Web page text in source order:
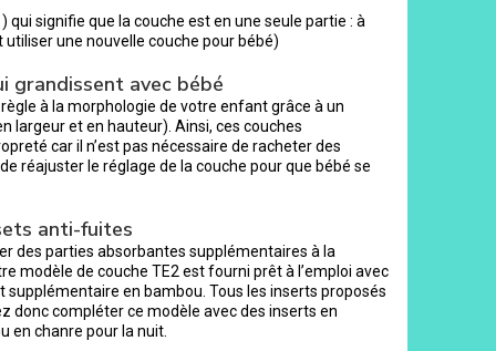
signifie que la couche est en une seule partie : à
une nouvelle couche pour bébé)
grandissent avec bébé
règle à la morphologie de votre enfant grâce à un
largeur et en hauteur). Ainsi, ces couches
car il n’est pas nécessaire de racheter des
réajuster le réglage de la couche pour que bébé se
anti-fuites
des parties absorbantes supplémentaires à la
modèle de couche TE2 est fourni prêt à l’emploi avec
en bambou. Tous les inserts proposés
donc compléter ce modèle avec des inserts en
en chanre pour la nuit.